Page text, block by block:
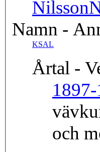
Nilsson
Namn -
KSAL
Årtal -
och